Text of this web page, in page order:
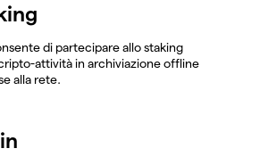
di partecipare allo staking
attività in archiviazione offline
alla rete.